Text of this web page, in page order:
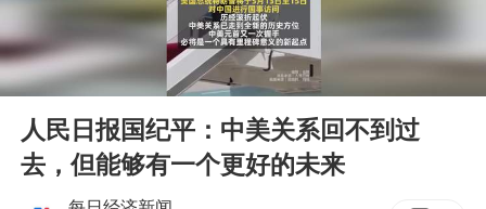
U17国足1分钟轰2球
宇树科技发行价格150.80元/股
五粮液渠道价一箱上涨近百元
Play
00:00
人民日报国纪平：中美关系回不到过
去，但能够有一个更好的未来